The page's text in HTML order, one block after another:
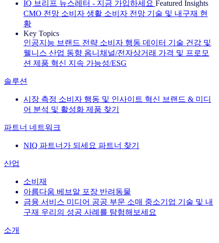
IQ 브리프 뉴스레터 - 지금 가입하세요 Featured Insights
CMO 전망 소비자 생활 소비자 전망 기술 및 내구재 현
황
Key Topics
인공지능 브랜드 전략 소비자 행동 데이터 기술 건강 및
웰니스 산업 동향 옴니채널/전자상거래 가격 및 프로모
션 제품 혁신 지속 가능성/ESG
솔루션
시장 측정 소비자 행동 및 인사이트 혁신 브랜드 & 미디
어 분석 및 활성화 제품 찾기
파트너 네트워크
NIQ 파트너가 되세요 파트너 찾기
산업
소비재
아름다움 베브알 포장 반려동물
금융 서비스 미디어 공공 부문 소매 중소기업 기술 및 내
구재 우리의 성공 사례를 탐험해보세요
소개